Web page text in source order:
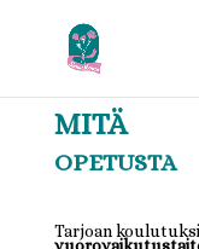
MITÄ
OPETUSTA
Tarjoan